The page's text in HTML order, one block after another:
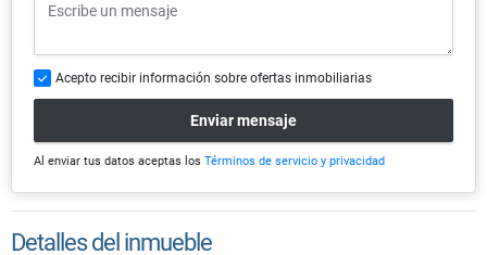
Acepto recibir información sobre ofertas inmobiliarias
Enviar mensaje
Al enviar tus datos aceptas los Términos de servicio y privacidad
Detalles del inmueble